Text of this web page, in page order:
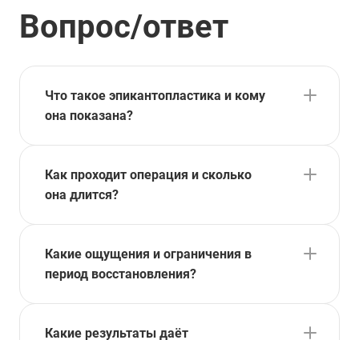
Вопрос/ответ
Что такое эпикантопластика и кому
она показана?
Как проходит операция и сколько
она длится?
Какие ощущения и ограничения в
период восстановления?
Какие результаты даёт